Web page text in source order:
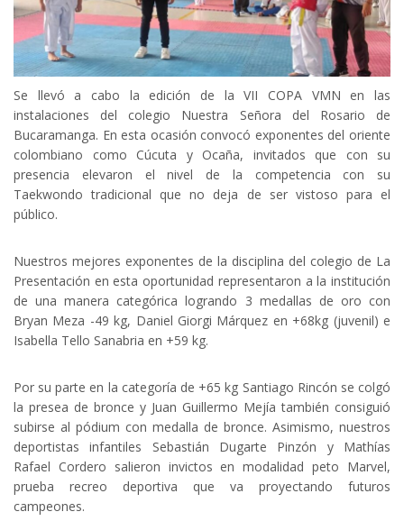
Se llevó a cabo la edición de la VII COPA VMN en las
instalaciones del colegio Nuestra Señora del Rosario de
Bucaramanga. En esta ocasión convocó exponentes del oriente
colombiano como Cúcuta y Ocaña, invitados que con su
presencia elevaron el nivel de la competencia con su
Taekwondo tradicional que no deja de ser vistoso para el
público.
Nuestros mejores exponentes de la disciplina del colegio de La
Presentación en esta oportunidad representaron a la institución
de una manera categórica logrando 3 medallas de oro con
Bryan Meza -49 kg, Daniel Giorgi Márquez en +68kg (juvenil) e
Isabella Tello Sanabria en +59 kg.
Por su parte en la categoría de +65 kg Santiago Rincón se colgó
la presea de bronce y Juan Guillermo Mejía también consiguió
subirse al pódium con medalla de bronce. Asimismo, nuestros
deportistas infantiles Sebastián Dugarte Pinzón y Mathías
Rafael Cordero salieron invictos en modalidad peto Marvel,
prueba recreo deportiva que va proyectando futuros
campeones.